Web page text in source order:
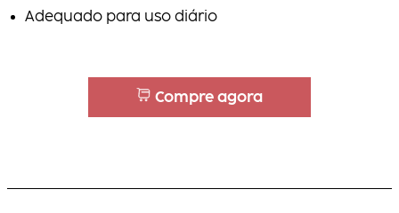
Adequado para uso diário
Compre agora